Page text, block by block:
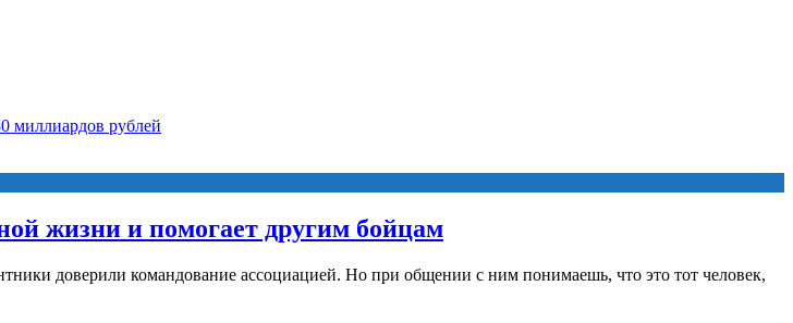
миллиардов рублей
жизни и помогает другим бойцам
доверили командование ассоциацией. Но при общении с ним понимаешь, что это тот человек,